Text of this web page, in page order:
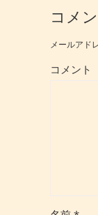
コメ
メールアド
コメント